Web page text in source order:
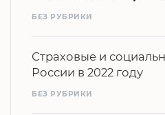
БЕЗ РУБРИКИ
Страховые и
России в 2022 году
БЕЗ РУБРИКИ